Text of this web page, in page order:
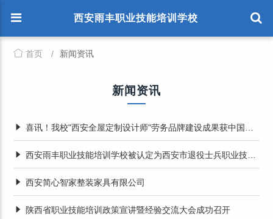
西安雨丰职业技能培训学校
首页 / 新闻资讯
新闻资讯
喜讯！我校"西安全屋定制设计师"劳务品牌建设成果获中国劳动保障新闻网报道
西安雨丰职业技能培训学校被认定为西安市退役士兵职业技能承训机构
西安简心智家整装家具有限公司
陕西省职业技能培训政策宣讲暨经验交流大会成功召开